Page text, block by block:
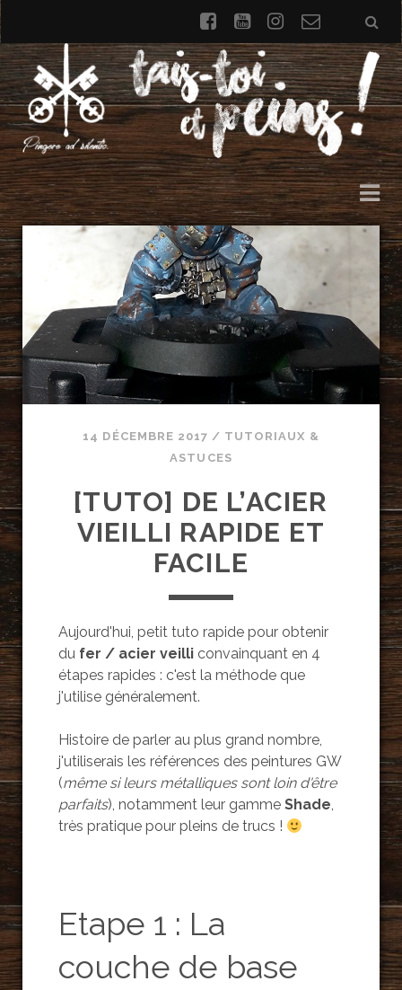
facebookyoutubeinstagram
de
contact
14 DÉCEMBRE 2017 / TUTORIAUX &
ASTUCES
[TUTO] DE L’ACIER
VIEILLI RAPIDE ET
FACILE
Aujourd'hui, petit tuto rapide pour obtenir
dufer / acier veilliconvainquant en 4
étapes rapides : c'est la méthode que
j'utilise généralement.
Histoire de parler au plus grand nombre,
j'utiliserais les références des peintures GW
(même si leurs métalliques sont loin d'être
parfaits), notamment leur gamme Shade,
très pratique pour pleins de trucs !
Etape 1 : La
couche de base